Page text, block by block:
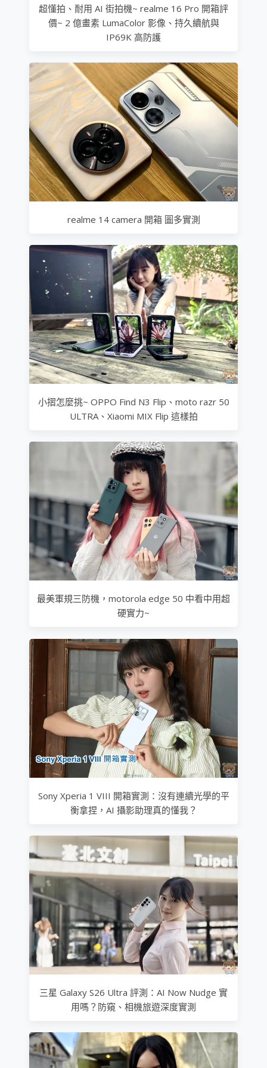
超懂拍、耐用 AI 街拍機~ realme 16 Pro 開箱評
價~ 2 億畫素 LumaColor 影像、持久續航與
IP69K 高防護
realme 14 camera 開箱 圖多實測
小摺怎麼挑~ OPPO Find N3 Flip、moto razr 50
ULTRA、Xiaomi MIX Flip 這樣拍
最美軍規三防機，motorola edge 50 中看中用超
硬實力~
Sony Xperia 1 VIII 開箱實測：沒有連續光學的平
衡拿捏，AI 攝影助理真的懂我？
三星 Galaxy S26 Ultra 評測：AI Now Nudge 實
用嗎？防窺、相機旅遊深度實測